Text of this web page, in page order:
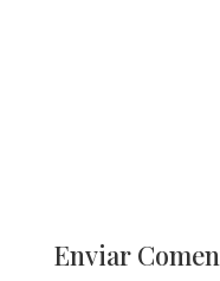
Enviar